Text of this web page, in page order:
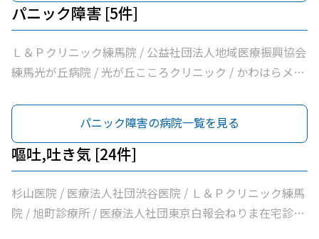
協会練馬光が丘病院 / 医療法人社団健寿の樹きくかわクリ
ニック東館分院内科・老年内科 / 医療法人社団金谷クリニ
ック / 医療法人社団翔真会浜野小児科内科クリニック / 練
馬光が丘内科内視鏡クリニック / 医療法人社団輝恭会いし
クリニック / 医療法人社団ＭＡＥ小林内科クリニック / 医
療法人社団裕仁会鈴木耳鼻咽喉科 / 医療法人社団蒼生会高
松医院 / 医療法人社団優腎会優人光が丘クリニック / 光が
丘南佐藤医院 / ささき内科クリニック / 医療法人社団清栄
会加藤医院 / 髙鳥医院 / 医療法人社団誠信会わかばクリニ
ック
パニック障害 [5件]
Ｌ＆Ｐクリニック練馬院 / 公益社団法人地域医療振興協会
練馬光が丘病院 / 光が丘こころクリニック / かわはらメン
パニック障害の病院一覧を見る
嘔吐,吐き気 [24件]
杉山医院 / 医療法人社団渋谷医院 / Ｌ＆Ｐクリニック練馬
院 / 旭町診療所 / 医療法人社団東京白報会ねりま在宅診療